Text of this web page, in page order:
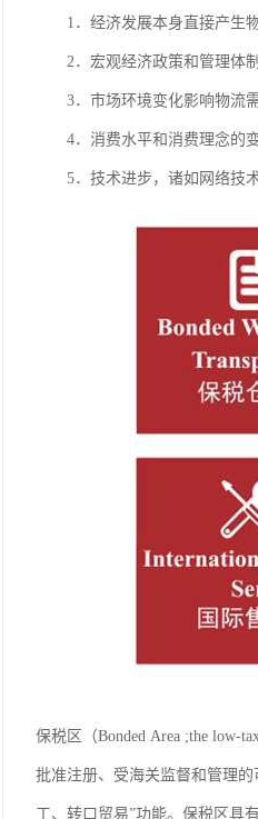
1．经济发展本身直接产生物
2．宏观经济政策和管理体制
3．市场环境变化影响物流需
4．消费水平和消费理念的变
5．技术进步，诸如网络技术
保税区（Bonded Area ;the low-
批准注册、受海关监督和管理
工、转口贸易”功能。保税区具